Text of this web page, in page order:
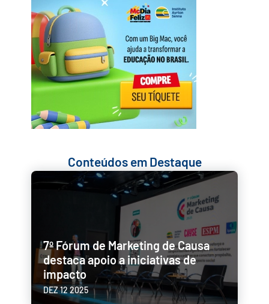
Conteúdos em Destaque
7º Fórum de Marketing de Causa
destaca apoio a iniciativas de
impacto
DEZ 12 2025